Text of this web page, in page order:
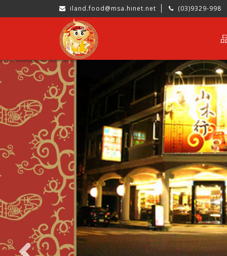
iland.food@msa.hinet.net (03)9329-998